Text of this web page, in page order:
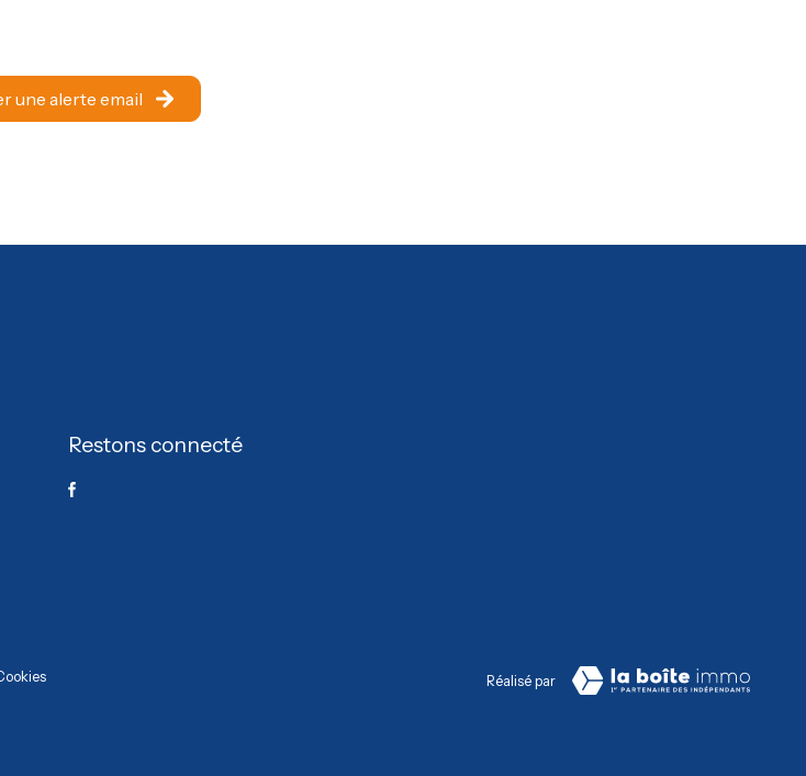
une alerte email
Restons connecté
Réalisé par